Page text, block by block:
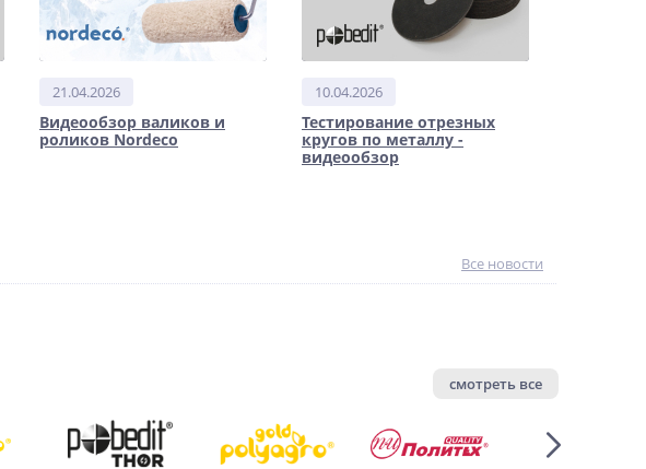
21.04.2026
Видеообзор валиков и
роликов Nordeco
10.04.2026
Тестирование отрезных
кругов по металлу -
видеообзор
Все новости
смотреть все